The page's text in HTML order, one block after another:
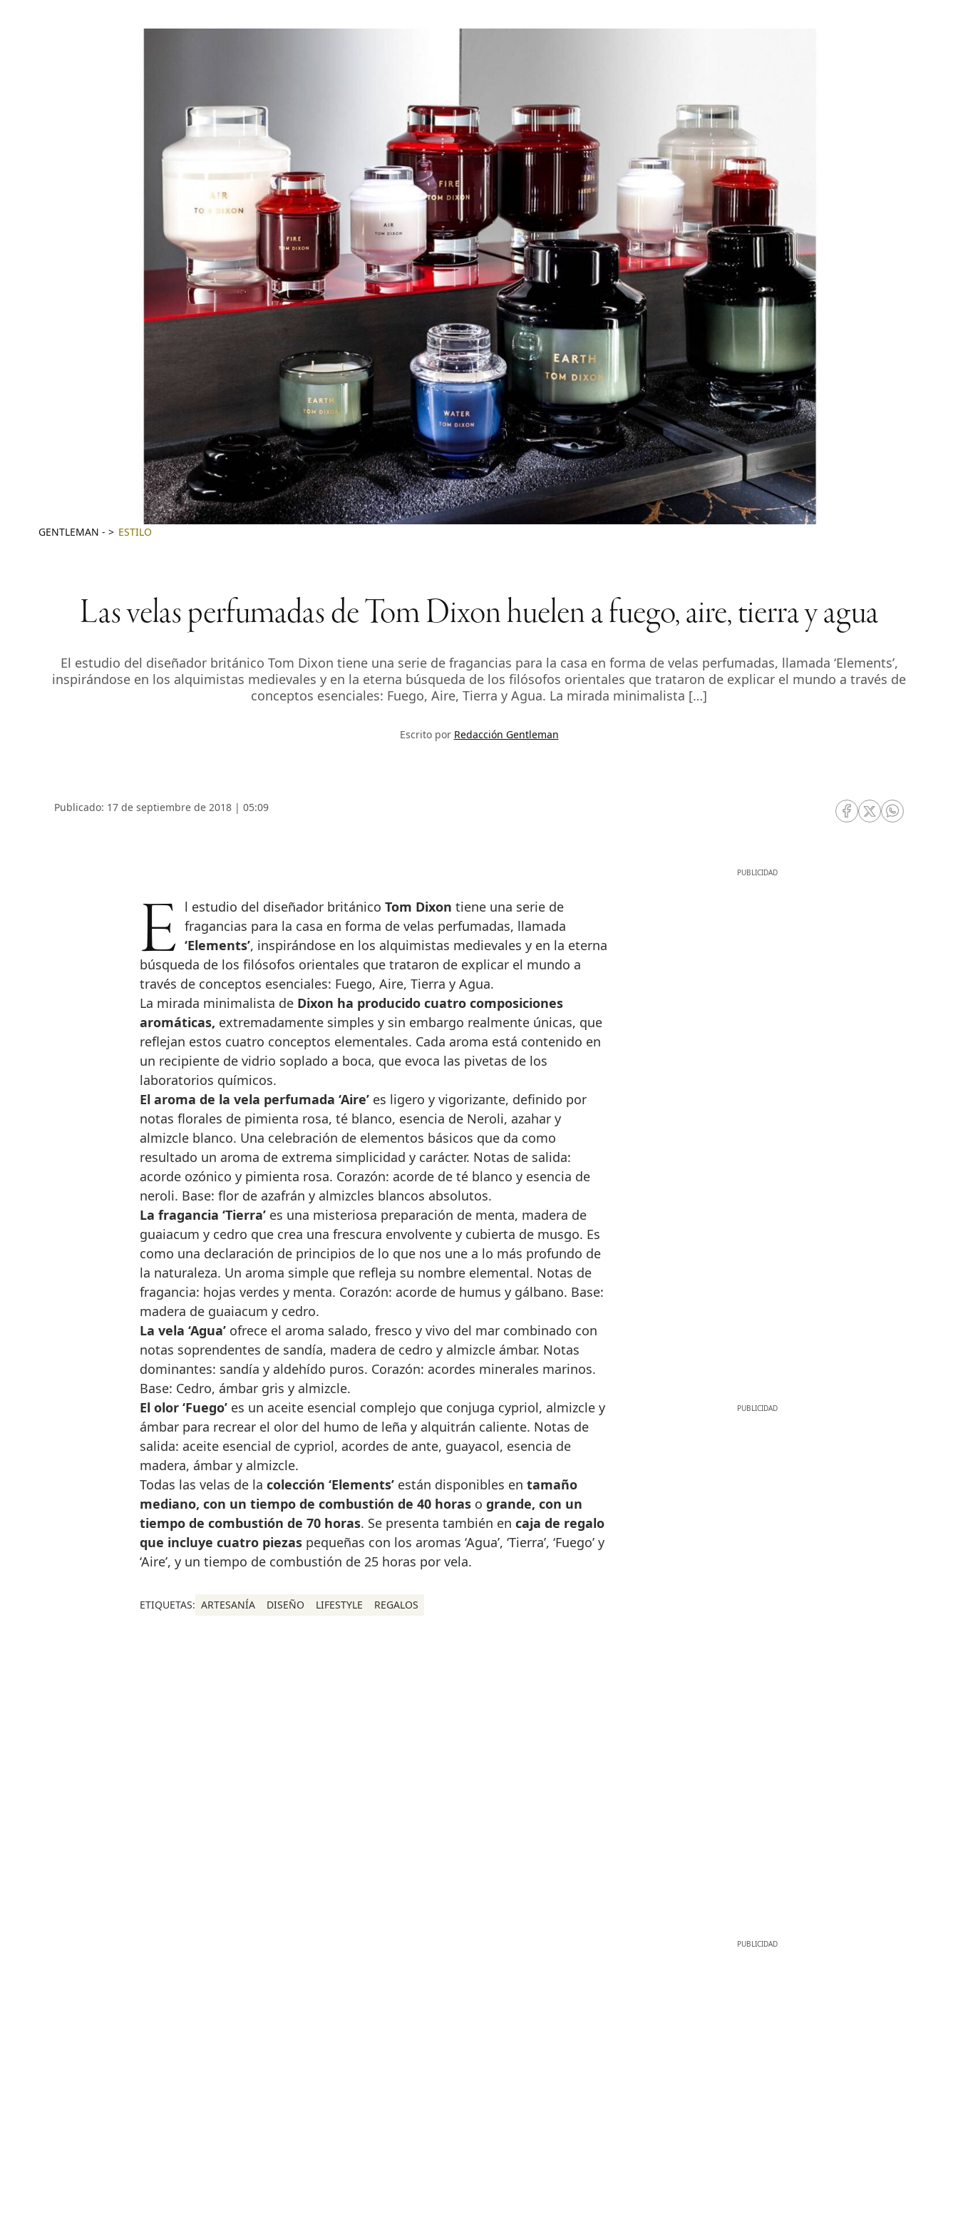
GENTLEMAN - ESTILO
Las velas perfumadas de Tom Dixon huelen a fuego, aire, tierra y agua
El estudio del diseñador británico Tom Dixon tiene una serie de fragancias para la casa en forma de velas perfumadas, llamada ‘Elements’,
inspirándose en los alquimistas medievales y en la eterna búsqueda de los filósofos orientales que trataron de explicar el mundo a través de
conceptos esenciales: Fuego, Aire, Tierra y Agua. La mirada minimalista […]
Escrito por Redacción Gentleman
Publicado: 17 de septiembre de 2018 | 05:09
RRSS Facebook
RRSS Twitter
RRSS
El estudio del diseñador británico Tom Dixon tiene una serie de
fragancias para la casa en forma de velas perfumadas, llamada
‘Elements’, inspirándose en los alquimistas medievales y en la eterna
búsqueda de los filósofos orientales que trataron de explicar el mundo a
través de conceptos esenciales: Fuego, Aire, Tierra y Agua.
La mirada minimalista deDixon ha producido cuatro composiciones
aromáticas, extremadamente simples y sin embargo realmente únicas, que
reflejan estos cuatro conceptos elementales. Cada aroma está contenido en
un recipiente de vidrio soplado a boca, que evoca las pivetas de los
laboratorios químicos.
El aroma de la vela perfumada ‘Aire’ es ligero y vigorizante, definido por
notas florales de pimienta rosa, té blanco, esencia de Neroli, azahar y
almizcle blanco. Una celebración de elementos básicos que da como
resultado un aroma de extrema simplicidad y carácter. Notas de salida:
acorde ozónico y pimienta rosa. Corazón: acorde de té blanco y esencia de
neroli. Base: flor de azafrán y almizcles blancos absolutos.
La fragancia ‘Tierra’ es una misteriosa preparación de menta, madera de
guaiacum y cedro que crea una frescura envolvente y cubierta de musgo. Es
como una declaración de principios de lo que nos une a lo más profundo de
la naturaleza. Un aroma simple que refleja su nombre elemental. Notas de
fragancia: hojas verdes y menta. Corazón: acorde de humus y gálbano. Base:
madera de guaiacum y cedro.
La vela ‘Agua’ ofrece el aroma salado, fresco y vivo del mar combinado con
notas soprendentes de sandía, madera de cedro y almizcle ámbar. Notas
dominantes: sandía y aldehído puros. Corazón: acordes minerales marinos.
Base: Cedro, ámbar gris y almizcle.
El olor ‘Fuego’ es un aceite esencial complejo que conjuga cypriol, almizcle y
ámbar para recrear el olor del humo de leña y alquitrán caliente. Notas de
salida: aceite esencial de cypriol, acordes de ante, guayacol, esencia de
madera, ámbar y almizcle.
Todas las velas de la colección ‘Elements’ están disponibles en tamaño
mediano, con un tiempo de combustión de 40 horaso grande, con un
tiempo de combustión de 70 horas. Se presenta también en caja de regalo
que incluye cuatro piezaspequeñas con los aromas ‘Agua’, ‘Tierra’, ‘Fuego’ y
‘Aire’, y un tiempo de combustión de 25 horas por vela.
ETIQUETAS: ARTESANÍA DISEÑO LIFESTYLE REGALOS